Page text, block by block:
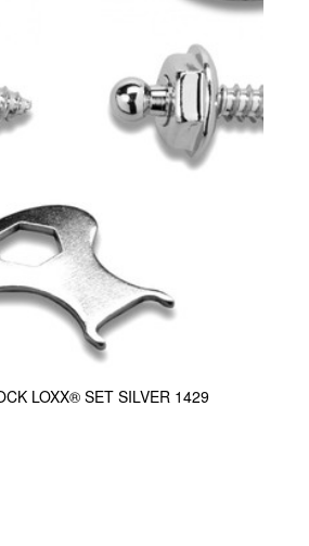
LOXX® SET SILVER 1429